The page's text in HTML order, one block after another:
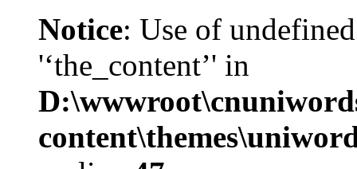
Notice: Use of
'‘the_content’' in